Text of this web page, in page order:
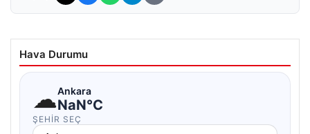
Hava Durumu
☁Ankara
NaN°C
ŞEHIR SEÇ